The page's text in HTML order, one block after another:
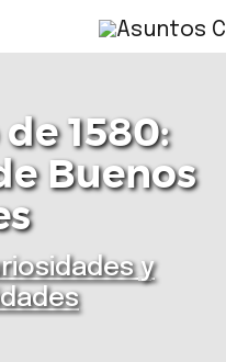
1580:
Buenos
y